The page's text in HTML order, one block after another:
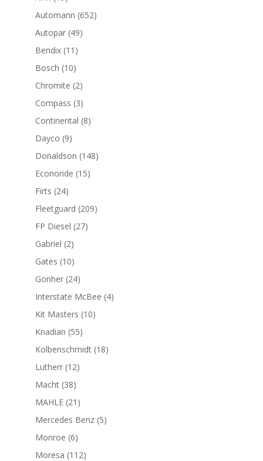
productos
Automann 652652
Autopar 4949
Bendix 11 11
productos
Bosch 1010
productos
Chromite 22
productos
Compass 33
productos
Continental 88
Dayco 99
productos
Donaldson 148148
Econoride 1515
Firts 2424
productos
Fleetguard 209209
FP Diesel 2727
Gabriel 22
productos
Gates 1010
productos
Gonher 2424
productos
Interstate McBee 44
Kit Masters 1010
Knadian 5555
productos
Kolbenschmidt 1818
Lutherr 1212
Macht 3838
productos
MAHLE 21 21
productos
Mercedes Benz 55
Monroe 66
productos
Moresa 112112